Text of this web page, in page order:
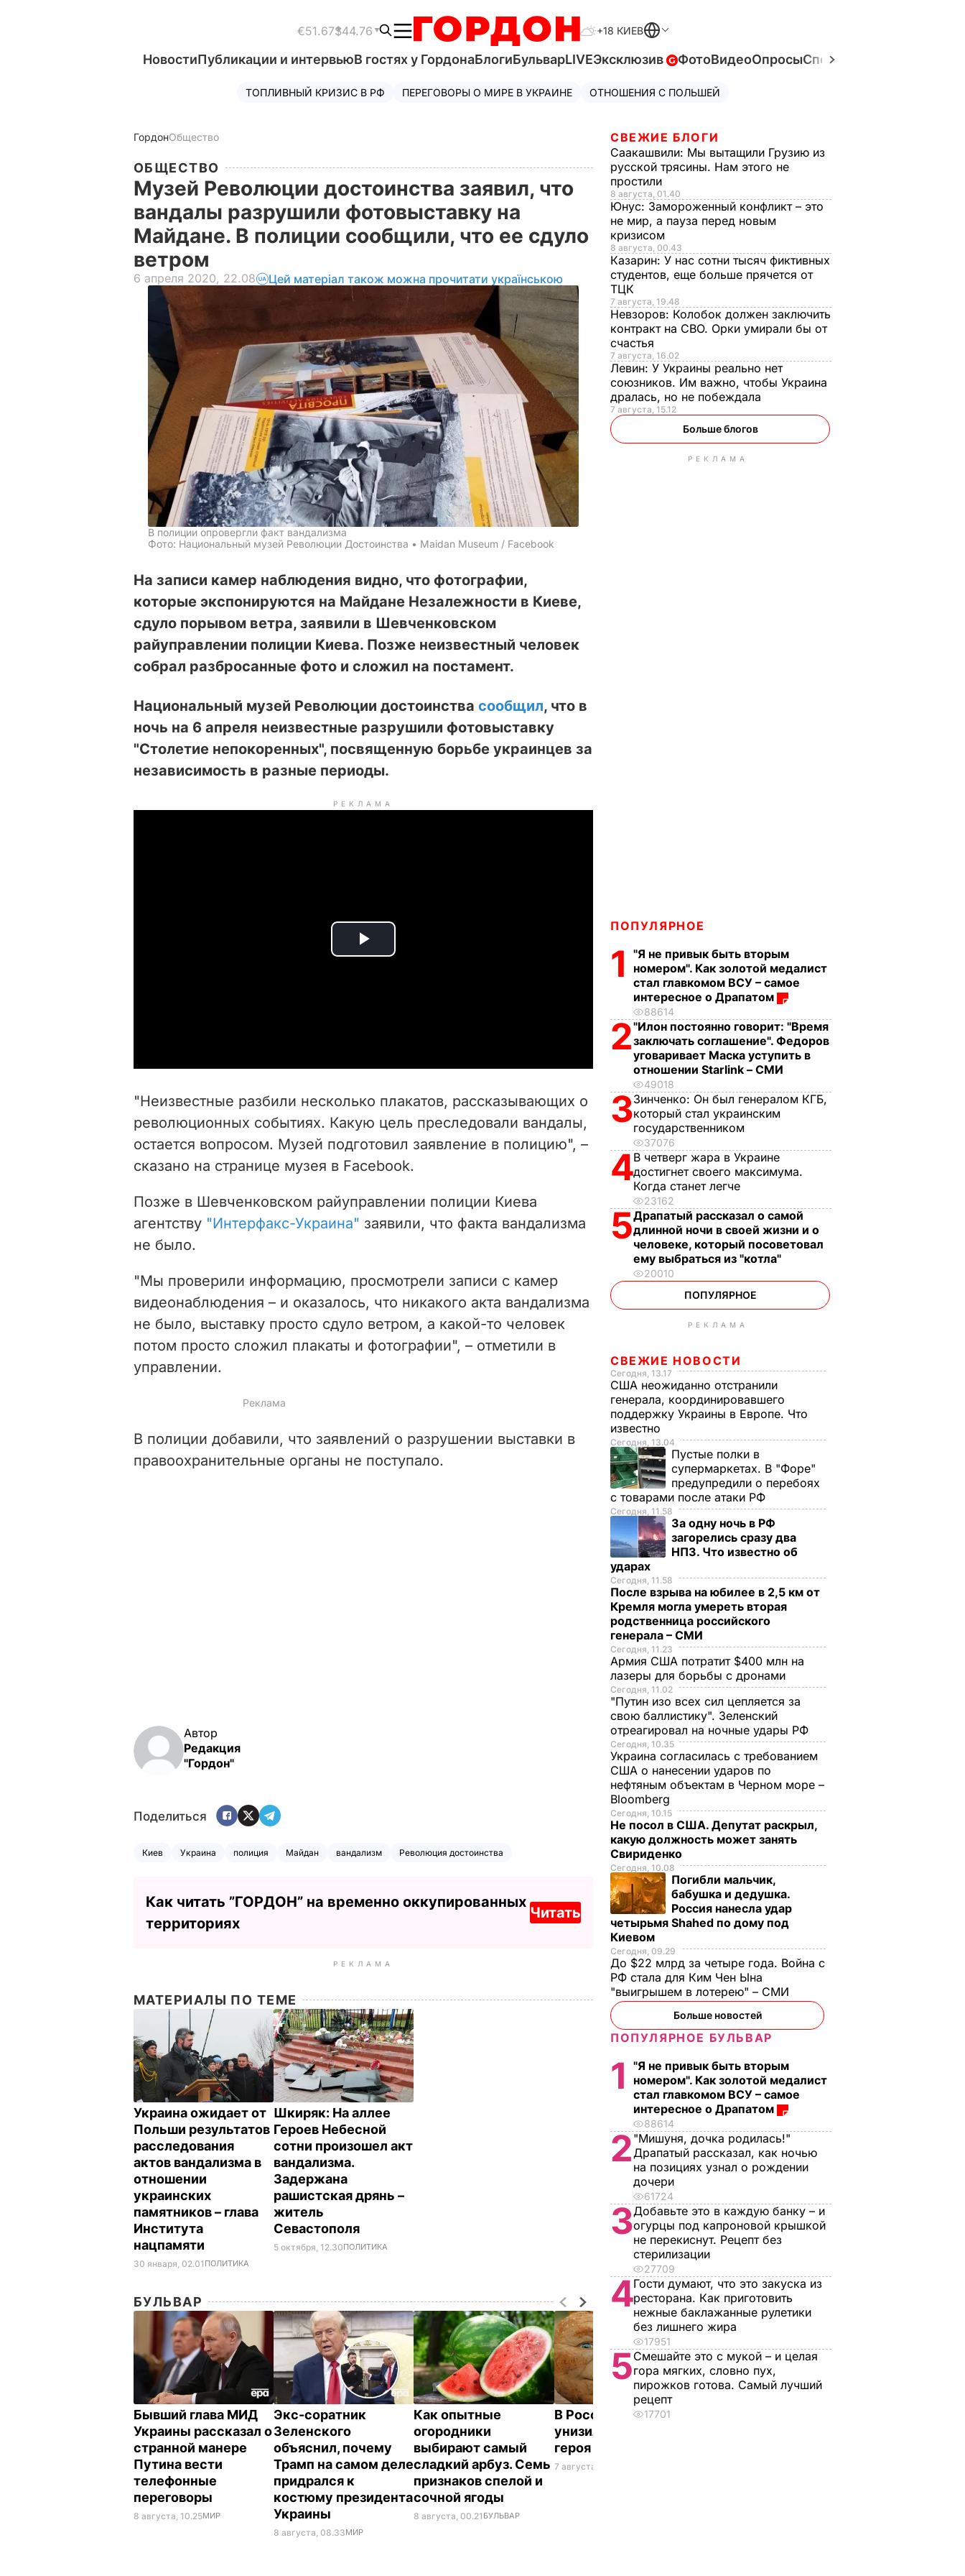
€51.67$44.76 +18 КИЕВ
НовостиПубликации и интервьюВ гостях у ГордонаБлогиБульварLIVEЭксклюзив ФотоВидеоОпросыСпецпроекты
ТОПЛИВНЫЙ КРИЗИС В РФ ПЕРЕГОВОРЫ О МИРЕ В УКРАИНЕ ОТНОШЕНИЯ С ПОЛЬШЕЙ
ГордонОбщество
ОБЩЕСТВО
Музей Революции достоинства заявил, что
вандалы разрушили фотовыставку на
Майдане. В полиции сообщили, что ее сдуло
ветром
6 апреля 2020, 22.08 Цей матеріал також можна прочитати українською
В полиции опровергли факт вандализма
Фото: Национальный музей Революции Достоинства • Maidan Museum / Facebook
На записи камер наблюдения видно, что фотографии,
которые экспонируются на Майдане Незалежности в Киеве,
сдуло порывом ветра, заявили в Шевченковском
райуправлении полиции Киева. Позже неизвестный человек
собрал разбросанные фото и сложил на постамент.
Национальный музей Революции достоинства сообщил, что в
ночь на 6 апреля неизвестные разрушили фотовыставку
"Столетие непокоренных", посвященную борьбе украинцев за
независимость в разные периоды.
РЕКЛАМА
P
i
d
o
"Неизвестные разбили несколько плакатов, рассказывающих о
революционных событиях. Какую цель преследовали вандалы,
остается вопросом. Музей подготовил заявление в полицию", –
сказано на странице музея в Facebook.
Позже в Шевченковском райуправлении полиции Киева
агентству "Интерфакс-Украина" заявили, что факта вандализма
не было.
"Мы проверили информацию, просмотрели записи с камер
видеонаблюдения – и оказалось, что никакого акта вандализма
не было, выставку просто сдуло ветром, а какой-то человек
потом просто сложил плакаты и фотографии", – отметили в
управлении.
В полиции добавили, что заявлений о разрушении выставки в
правоохранительные органы не поступало.
Автор
Редакция
"Гордон"
Поделиться
Киев Украина полиция Майдан вандализм Революция достоинства
Как читать ”ГОРДОН” на временно оккупированных
территориях
Читать
РЕКЛАМА
МАТЕРИАЛЫ ПО ТЕМЕ
Украина ожидает от
Польши результатов
расследования
актов вандализма в
отношении
украинских
памятников – глава
Института
нацпамяти
30 января, 02.01 ПОЛИТИКА
Шкиряк: На аллее
Героев Небесной
сотни произошел акт
вандализма.
Задержана
рашистская дрянь –
житель
Севастополя
5 октября, 12.30ПОЛИТИКА
БУЛЬВАР
Бывший глава МИД
Украины рассказал о
странной манере
Путина вести
телефонные
переговоры
8 августа, 10.25МИР
Экс-соратник
Зеленского
объяснил, почему
Трамп на самом деле
придрался к
костюму президента
Украины
8 августа, 08.33МИР
Как опытные
огородники
выбирают самый
сладкий арбуз. Семь
признаков спелой и
сочной ягоды
8 августа, 00.21 БУЛЬВАР
В России жестоко
унизили любимого
героя Путина
7 августа, 23.32
СВЕЖИЕ БЛОГИ
Саакашвили: Мы вытащили Грузию из
русской трясины. Нам этого не
простили
8 августа, 01.40
Юнус: Замороженный конфликт – это
не мир, а пауза перед новым
кризисом
8 августа, 00.43
Казарин: У нас сотни тысяч фиктивных
студентов, еще больше прячется от
ТЦК
7 августа, 19.48
Невзоров: Колобок должен заключить
контракт на СВО. Орки умирали бы от
счастья
7 августа, 16.02
Левин: У Украины реально нет
союзников. Им важно, чтобы Украина
дралась, но не побеждала
7 августа, 15.12
Больше блогов
РЕКЛАМА
ПОПУЛЯРНОЕ
1
"Я не привык быть вторым
номером". Как золотой медалист
стал главкомом ВСУ – самое
интересное о Драпатом
88614
2"Илон постоянно говорит: "Время
заключать соглашение". Федоров
уговаривает Маска уступить в
отношении Starlink – СМИ
49018
3Зинченко: Он был генералом КГБ,
который стал украинским
государственником
37076
4В четверг жара в Украине
достигнет своего максимума.
Когда станет легче
23162
5Драпатый рассказал о самой
длинной ночи в своей жизни и о
человеке, который посоветовал
ему выбраться из "котла"
20010
ПОПУЛЯРНОЕ
РЕКЛАМА
СВЕЖИЕ НОВОСТИ
Сегодня, 13.17
США неожиданно отстранили
генерала, координировавшего
поддержку Украины в Европе. Что
известно
Сегодня, 13.04
Пустые полки в
супермаркетах. В "Форе"
предупредили о перебоях
с товарами после атаки РФ
Сегодня, 11.58
За одну ночь в РФ
загорелись сразу два
НПЗ. Что известно об
ударах
Сегодня, 11.58
После взрыва на юбилее в 2,5 км от
Кремля могла умереть вторая
родственница российского
генерала – СМИ
Сегодня, 11.23
Армия США потратит $400 млн на
лазеры для борьбы с дронами
Сегодня, 11.02
"Путин изо всех сил цепляется за
свою баллистику". Зеленский
отреагировал на ночные удары РФ
Сегодня, 10.35
Украина согласилась с требованием
США о нанесении ударов по
нефтяным объектам в Черном море –
Bloomberg
Сегодня, 10.15
Не посол в США. Депутат раскрыл,
какую должность может занять
Свириденко
Сегодня, 10.08
Погибли мальчик,
бабушка и дедушка.
Россия нанесла удар
четырьмя Shahed по дому под
Киевом
Сегодня, 09.29
До $22 млрд за четыре года. Война с
РФ стала для Ким Чен Ына
"выигрышем в лотерею" – СМИ
Больше новостей
ПОПУЛЯРНОЕ БУЛЬВАР
1
"Я не привык быть вторым
номером". Как золотой медалист
стал главкомом ВСУ – самое
интересное о Драпатом
88614
2 "Мишуня, дочка родилась!"
Драпатый рассказал, как ночью
на позициях узнал о рождении
дочери
61724
3Добавьте это в каждую банку – и
огурцы под капроновой крышкой
не перекиснут. Рецепт без
стерилизации
27709
4Гости думают, что это закуска из
ресторана. Как приготовить
нежные баклажанные рулетики
без лишнего жира
17951
5Смешайте это с мукой – и целая
гора мягких, словно пух,
пирожков готова. Самый лучший
рецепт
17701